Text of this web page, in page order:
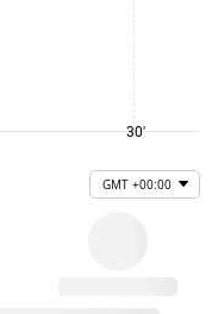
30'
GMT +00:00